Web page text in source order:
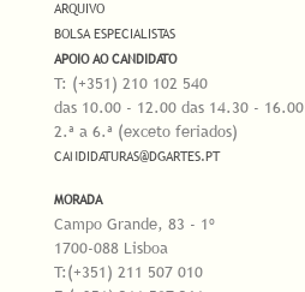
ARQUIVO
BOLSA ESPECIALISTAS
APOIO AO CANDIDATO
T: (+351) 210 102 540
das 10.00 - 12.00 das 14.30 - 16.00
2.ª a 6.ª (exceto feriados)
CANDIDATURAS@DGARTES.PT
MORADA
Campo Grande, 83 - 1º
1700-088 Lisboa
T:(+351) 211 507 010